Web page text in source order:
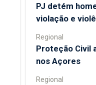
PJ detém
violação e
Regional
Proteção Civil
nos Açores
Regional